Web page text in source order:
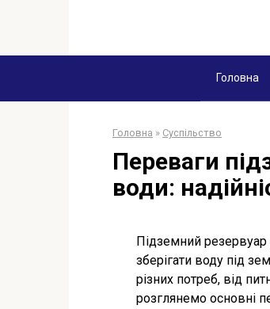
Головна
Головна » Суспільство
Переваги
води:
Підземний
зберігати воду під
різних потреб, від
розглянемо основні